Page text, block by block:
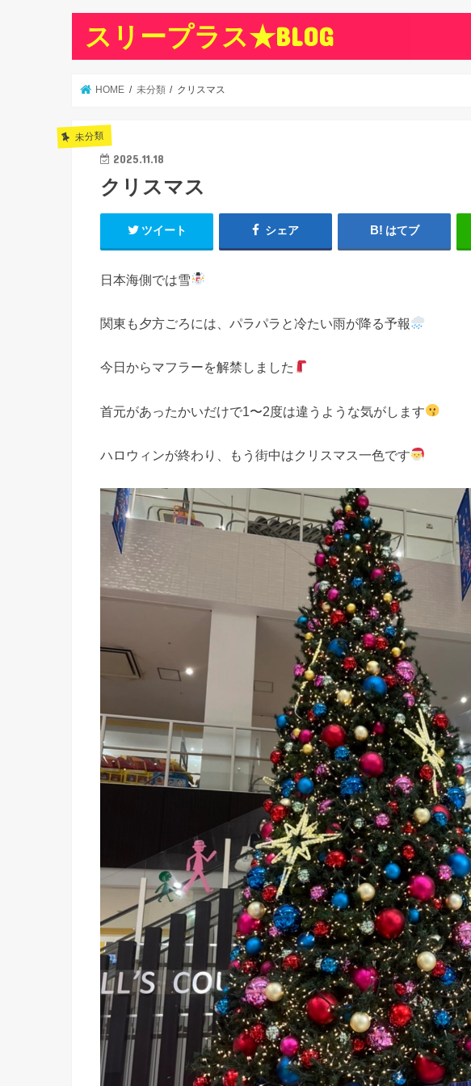
スリープラス★BLOG
HOME 未分類 クリスマス
未分類
2025.11.18
クリスマス
ツイート シェア はてブ
日本海側では雪
関東も夕方ごろには、パラパラと冷たい雨が降る予報
今日からマフラーを解禁しました
首元があったかいだけで1〜2度は違うような気がします
ハロウィンが終わり、もう街中はクリスマス一色です